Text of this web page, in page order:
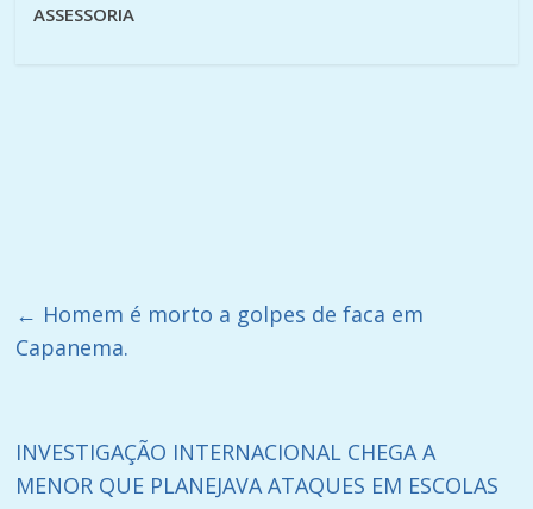
ASSESSORIA
← Homem é morto a golpes de faca em
Capanema.
INVESTIGAÇÃO INTERNACIONAL CHEGA A
MENOR QUE PLANEJAVA ATAQUES EM ESCOLAS